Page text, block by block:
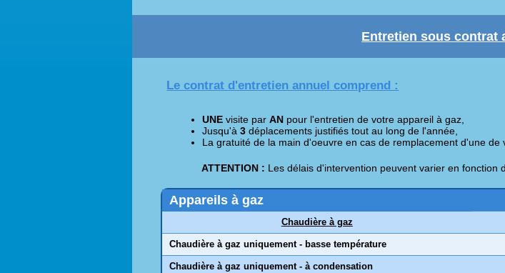
Entretien sous contrat
Le contrat d'entretien annuel comprend :
UNE visite par AN pour l'entretien de votre appareil à gaz,
Jusqu'à 3 déplacements justifiés tout au long de l'année,
La gratuité de la main d'oeuvre en cas de remplacement d'une
ATTENTION : Les délais d'intervention peuvent varier en fonction
Appareils à gaz
Chaudière à gaz
Chaudière à gaz uniquement - basse température
Chaudière à gaz uniquement - à condensation